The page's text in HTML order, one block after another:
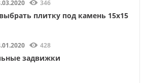
346
плитку под камень 15х15
428
задвижки